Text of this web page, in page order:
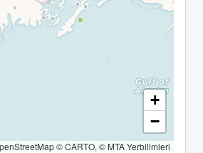
+
−
© CARTO, © MTA Yerbilimleri